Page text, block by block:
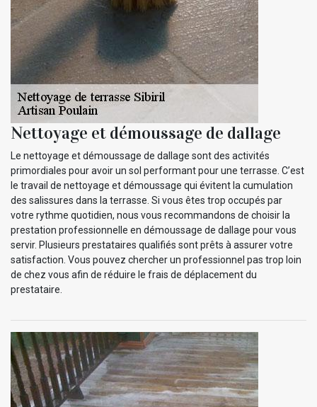
Nettoyage et démoussage de dallage
Le nettoyage et démoussage de dallage sont des activités
primordiales pour avoir un sol performant pour une terrasse. C’est
le travail de nettoyage et démoussage qui évitent la cumulation
des salissures dans la terrasse. Si vous êtes trop occupés par
votre rythme quotidien, nous vous recommandons de choisir la
prestation professionnelle en démoussage de dallage pour vous
servir. Plusieurs prestataires qualifiés sont prêts à assurer votre
satisfaction. Vous pouvez chercher un professionnel pas trop loin
de chez vous afin de réduire le frais de déplacement du
prestataire.